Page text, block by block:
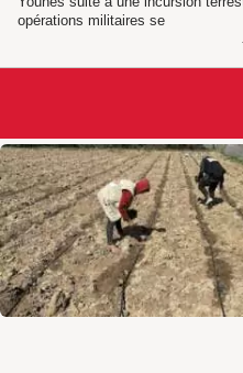
opérations militaires se